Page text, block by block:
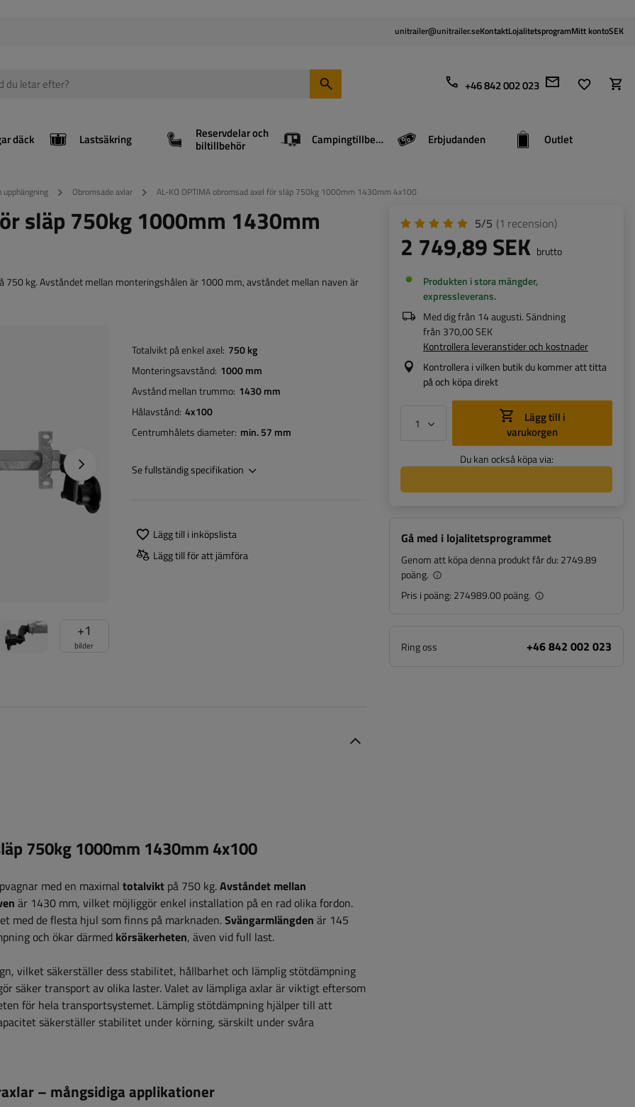
unitrailer@unitrailer.seKontaktLojalitetsprogramMitt kontoSEK
+46 842 002 023
däck Lastsäkring Reservdelar och
biltillbehör Campingtillbehör Erbjudanden Outlet
Obromsade axlar AL-KO OPTIMA obromsad axel för släp 750kg 1000mm 1430mm 4x100
släp 750kg 1000mm 1430mm
750 kg. Avståndet mellan monteringshålen är 1000 mm, avståndet mellan naven är
+1
bilder
Nästa foto
Totalvikt på enkel axel 750 kg
Monteringsavstånd 1000 mm
Avstånd mellan trummo 1430 mm
Hålavstånd 4x100
Centrumhålets diameter min. 57 mm
Se fullständig specifikation
Lägg till i inköpslista
Lägg till för att jämföra
5/5 (1 recension)
2 749,89 SEK brutto
Produkten i stora mängder,
expressleverans
Med dig från 14 augusti. Sändning
från 370,00 SEK
Kontrollera leveranstider och kostnader
Kontrollera i vilken butik du kommer att titta
på och köpa direkt
varukorgen
Du kan också köpa via:
Gå med i lojalitetsprogrammet
Genom att köpa denna produkt får du: 2749.89
poäng.
Pris i poäng: 274989.00 poäng.
Ring oss +46 842 002 023
750kg 1000mm 1430mm 4x100
med en maximal totalvikt på 750 kg.Avståndet mellan
är 1430 mm, vilket möjliggör enkel installation på en rad olika fordon.
med de flesta hjul som finns på marknaden.Svängarmlängden är 145
och ökar därmed körsäkerheten, även vid full last.
vilket säkerställer dess stabilitet, hållbarhet och lämplig stötdämpning
säker transport av olika laster. Valet av lämpliga axlar är viktigt eftersom
för hela transportsystemet. Lämplig stötdämpning hjälper till att
säkerställer stabilitet under körning, särskilt under svåra
– mångsidiga applikationer